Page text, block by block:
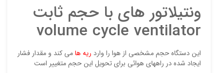
ونتیلاتور های با حجم ثابت
volume cycle ventilator
این دستگاه حجم مشخصی از هوا را وارد ریه هامی کند و مقدار فشار
ایجاد شده در راههای هوائی برای تحویل این حجم متغییر است